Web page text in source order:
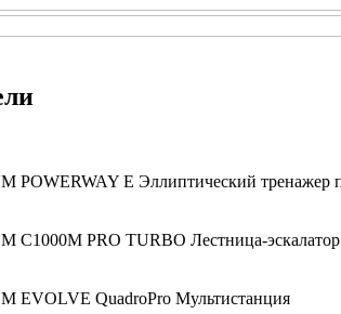
POWERWAY E Эллиптический тренажер
C1000M PRO TURBO Лестница-эскалатор
EVOLVE QuadroPro Мультистанция